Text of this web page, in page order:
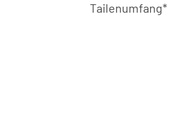
Tailenumfang*